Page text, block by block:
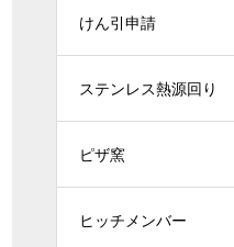
けん引申請
ステンレス熱源回り
ピザ窯
ヒッチメンバー